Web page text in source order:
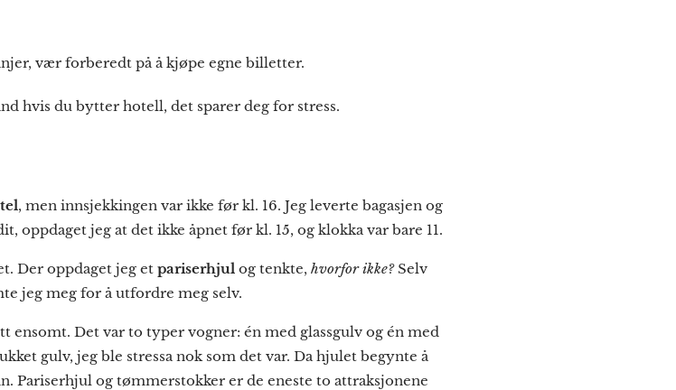
vær forberedt på å kjøpe egne billetter.
hvis du bytter hotell, det sparer deg for stress.
, men innsjekkingen var ikke før kl. 16. Jeg leverte bagasjen og
oppdaget jeg at det ikke åpnet før kl. 15, og klokka var bare 11.
Der oppdaget jeg et pariserhjul og tenkte, hvorfor ikke?Selv
jeg meg for å utfordre meg selv.
ensomt. Det var to typer vogner: én med glassgulv og én med
gulv, jeg ble stressa nok som det var. Da hjulet begynte å
Pariserhjul og tømmerstokker er de eneste to attraksjonene